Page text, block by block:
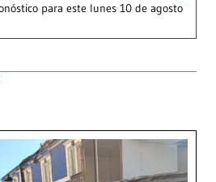
para este lunes 10 de agosto